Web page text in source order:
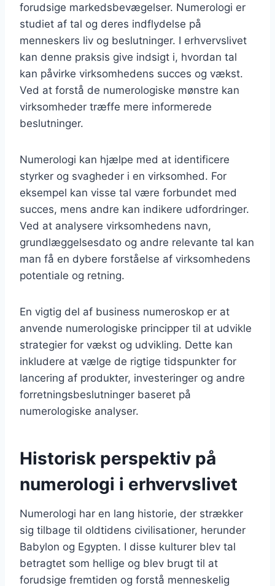
forudsige markedsbevægelser. Numerologi er
studiet af tal og deres indflydelse på
menneskers liv og beslutninger. I erhvervslivet
kan denne praksis give indsigt i, hvordan tal
kan påvirke virksomhedens succes og vækst.
Ved at forstå de numerologiske mønstre kan
virksomheder træffe mere informerede
beslutninger.
Numerologi kan hjælpe med at identificere
styrker og svagheder i en virksomhed. For
eksempel kan visse tal være forbundet med
succes, mens andre kan indikere udfordringer.
Ved at analysere virksomhedens navn,
grundlæggelsesdato og andre relevante tal kan
man få en dybere forståelse af virksomhedens
potentiale og retning.
En vigtig del af business numeroskop er at
anvende numerologiske principper til at udvikle
strategier for vækst og udvikling. Dette kan
inkludere at vælge de rigtige tidspunkter for
lancering af produkter, investeringer og andre
forretningsbeslutninger baseret på
numerologiske analyser.
Historisk perspektiv på
numerologi i erhvervslivet
Numerologi har en lang historie, der strækker
sig tilbage til oldtidens civilisationer, herunder
Babylon og Egypten. I disse kulturer blev tal
betragtet som hellige og blev brugt til at
forudsige fremtiden og forstå menneskelig